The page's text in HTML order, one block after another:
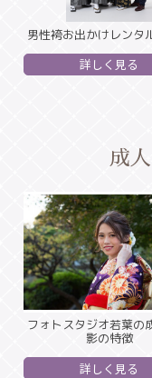
男性袴お出かけレンタ
詳しく見る
成
フォトスタジオ若葉の
影の特徴
詳しく見る